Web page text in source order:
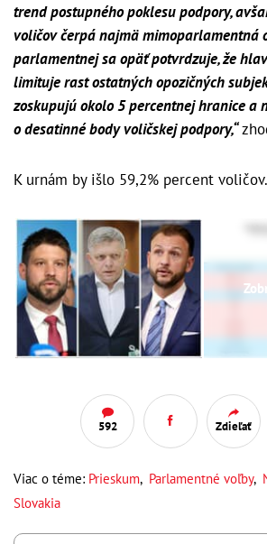
trend postupného poklesu podpory,
voličov čerpá najmä mimoparlamentná
parlamentnej sa opäť potvrdzuje, že
limituje rast ostatných opozičných
zoskupujú okolo 5 percentnej hranice a
o desatinné body voličskej podpory,“
K urnám by išlo 59,2% percent voličov.
592 Zdieľať
Viac o téme: Prieskum, Parlamentné voľby,
Slovakia